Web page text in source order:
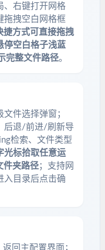
、右键打开网格
拖拽空白网格框
方式可直接拖拽
停空白格子浅蓝
完整文件路径。
件选择弹窗；
后退/前进/刷新导
检索、文件类型
光标拾取任意运
件夹路径；支持网
入目录后点击确
回主配置界面；